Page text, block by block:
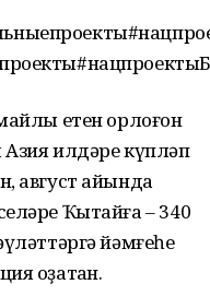
етен орлоғон
илдәре күпләп
август айында
Ҡытайға – 340
йәмғеһе
оҙатҡан.